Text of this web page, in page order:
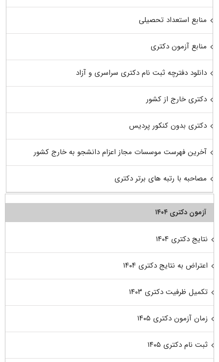
منابع استعداد تحصیلی
منابع آزمون دکتری
دانلود دفترچه ثبت نام دکتری سراسری و آزاد
دکتری خارج از کشور
دکتری بدون کنکور پردیس
آخرین فهرست موسسات مجاز اعزام دانشجو به خارج کشور
مصاحبه با رتبه های برتر دکتری
آزمون دکتری ۱۴۰۴
نتایج دکتری ۱۴۰۴
اعتراض به نتایج دکتری ۱۴۰۴
تکمیل ظرفیت دکتری ۱۴۰۳
زمان آزمون دکتری ۱۴۰۵
ثبت نام دکتری ۱۴۰۵